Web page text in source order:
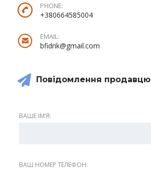
PHONE:
+380664585004
EMAIL:
bfidrik@gmail.com
Повідомлення продавцю
ВАШЕ ІМʼЯ:
ВАШ НОМЕР ТЕЛЕФОН: